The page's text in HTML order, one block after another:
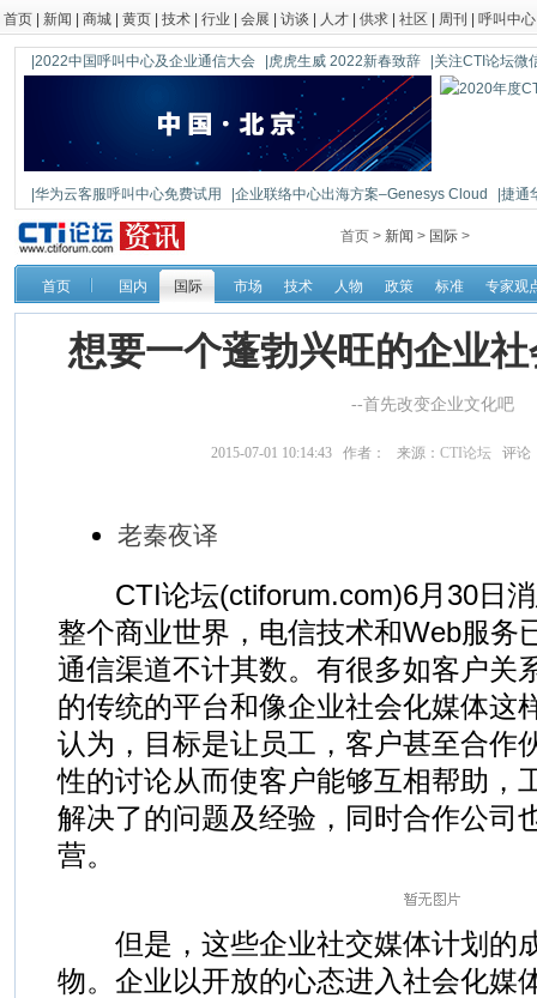
首页 新闻 商城 黄页 技术 行业 会展 访谈 人才 供求 社区 周刊 呼叫中心
|2022中国呼叫中心及企业通信大会 |虎虎生威 2022新春致辞 |关注CTI论坛微
|华为云客服呼叫中心免费试用 |企业联络中心出海方案–Genesys Cloud
|捷通
|鼎信通达新一代语音网关DAG1000-4S
首页 > 新闻 > 国际 >
首页 国内 国际 市场 技术 人物 政策 标准 专家观
想要一个蓬勃兴旺的企业
--首先改变企业文化吧
2015-07-01 10:14:43 作者： 来源： CTI论坛 评论
老秦夜译
CTI论坛(ctiforum.com)6月30日消
整个商业世界，电信技术和Web服务
通信渠道不计其数。有很多如客户关
的传统的平台和像企业社会化媒体这
认为，目标是让员工，客户甚至合作
性的讨论从而使客户能够互相帮助，
解决了的问题及经验，同时合作公司
营。
但是，这些企业社交媒体计划的
物。企业以开放的心态进入社会化媒